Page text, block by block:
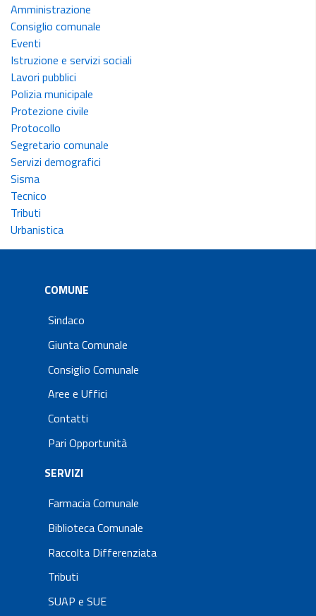
Amministrazione
Consiglio comunale
Eventi
Istruzione e servizi sociali
Lavori pubblici
Polizia municipale
Protezione civile
Protocollo
Segretario comunale
Servizi demografici
Sisma
Tecnico
Tributi
Urbanistica
COMUNE
Sindaco
Giunta Comunale
Consiglio Comunale
Aree e Uffici
Contatti
Pari Opportunità
SERVIZI
Farmacia Comunale
Biblioteca Comunale
Raccolta Differenziata
Tributi
SUAP e SUE